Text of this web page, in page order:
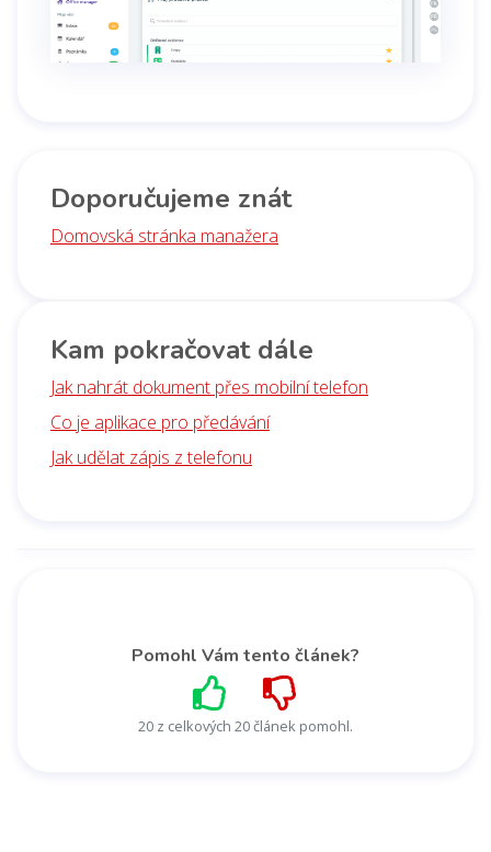
Pomohl Vám tento článek?
20 z celkových 20 článek pomohl.
Doporučujeme znát
Domovská stránka manažera
Kam pokračovat dále
Jak nahrát dokument přes mobilní telefon
Co je aplikace pro předávání
Jak udělat zápis z telefonu